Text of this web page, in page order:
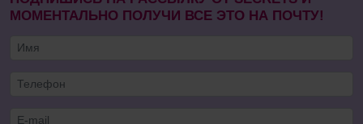
МОМЕНТАЛЬНО ПОЛУЧИ ВСЕ ЭТО НА ПОЧТУ!